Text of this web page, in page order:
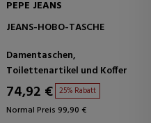
PEPE JEANS
JEANS-HOBO-TASCHE
Damentaschen,
Toilettenartikel und Koffer
74,92 € 25% Rabatt
Normal Preis 99,90 €